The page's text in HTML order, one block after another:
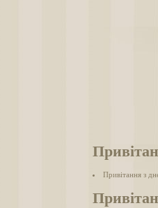
Привітання з